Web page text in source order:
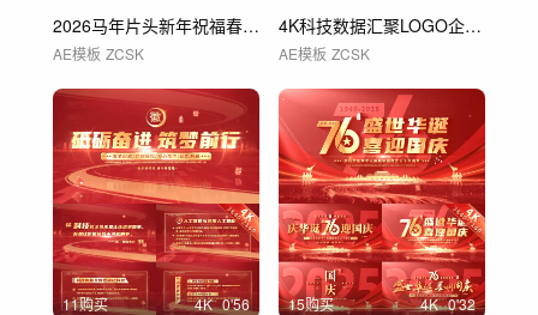
2026马年片头新年祝福春节拜年视频框
AE模板 ZCSK
4K科技数据汇聚LOGO企业片头片尾
AE模板 ZCSK
11购买 4K 0'56 15购买 4K 0'32